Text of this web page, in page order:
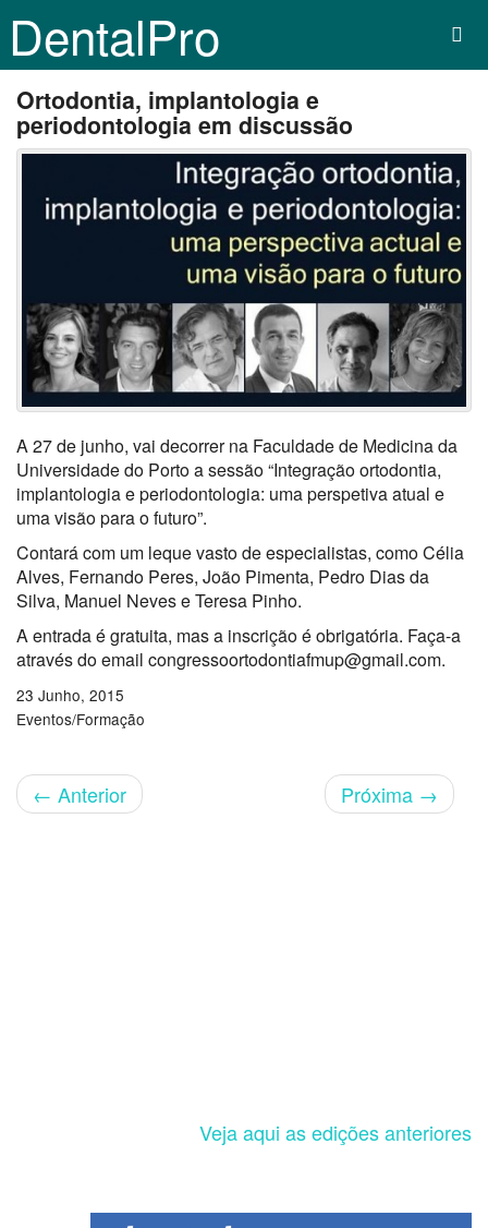
DentalPro
Ortodontia, implantologia e
periodontologia em discussão
A 27 de junho, vai decorrer na Faculdade de Medicina da
Universidade do Porto a sessão “Integração ortodontia,
implantologia e periodontologia: uma perspetiva atual e
uma visão para o futuro”.
Contará com um leque vasto de especialistas, como Célia
Alves, Fernando Peres, João Pimenta, Pedro Dias da
Silva, Manuel Neves e Teresa Pinho.
A entrada é gratuita, mas a inscrição é obrigatória. Faça-a
através do email congressoortodontiafmup@gmail.com.
23 Junho, 2015
Eventos/Formação
← Anterior Próxima →
Veja aqui as edições anteriores